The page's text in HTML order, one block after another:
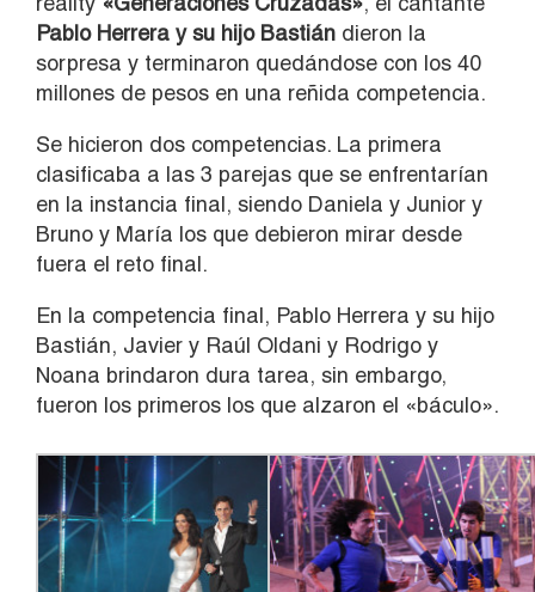
Pablo Herrera y su hijo Bastián dieron la
sorpresa y terminaron quedándose con los 40
millones de pesos en una reñida competencia.
Se hicieron dos competencias. La primera
clasificaba a las 3 parejas que se enfrentarían
en la instancia final, siendo Daniela y Junior y
Bruno y María los que debieron mirar desde
fuera el reto final.
En la competencia final, Pablo Herrera y su hijo
Bastián, Javier y Raúl Oldani y Rodrigo y
Noana brindaron dura tarea, sin embargo,
fueron los primeros los que alzaron el «báculo».